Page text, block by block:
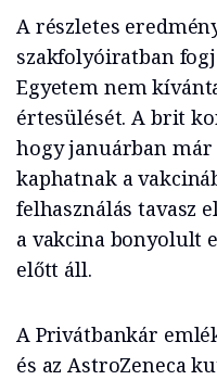
A részletes
szakfolyóiratban
Egyetem nem
értesülését. A brit
hogy januárban már
kaphatnak a
felhasználás tavasz
a vakcina bonyolult
előtt áll.
A Privátbankár
és az AstroZeneca